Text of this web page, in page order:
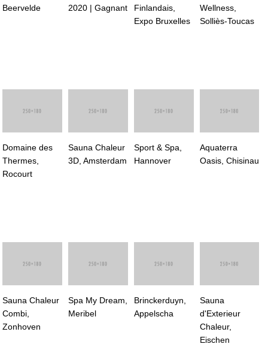
Beervelde
2020 | Gagnant
Finlandais,
Expo Bruxelles
Wellness,
Solliès-Toucas
Domaine des
Thermes,
Rocourt
Sauna Chaleur
3D, Amsterdam
Sport & Spa,
Hannover
Aquaterra
Oasis, Chisinau
Sauna Chaleur
Combi,
Zonhoven
Spa My Dream,
Meribel
Brinckerduyn,
Appelscha
Sauna
d'Exterieur
Chaleur,
Eischen